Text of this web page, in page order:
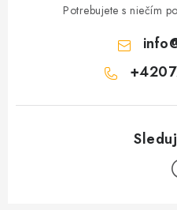
Potrebujete s niečím
info